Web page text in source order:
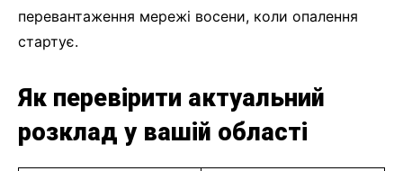
перевантаження мережі восени, коли опалення
стартує.
Як перевірити актуальний
розклад у вашій області